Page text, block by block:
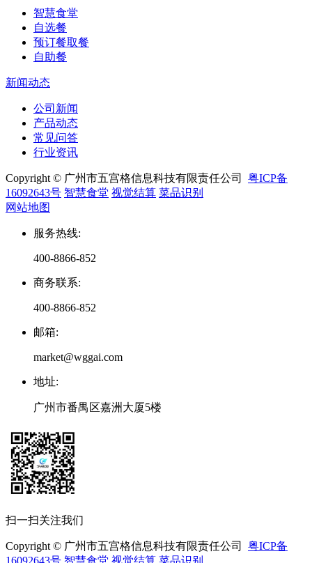
智慧食堂
自选餐
预订餐取餐
自助餐
新闻动态
公司新闻
产品动态
常见问答
行业资讯
Copyright © 广州市五宫格信息科技有限责任公司 粤ICP备
16092643号 智慧食堂 视觉结算 菜品识别
网站地图
服务热线:
400-8866-852
商务联系:
400-8866-852
邮箱:
market@wggai.com
地址:
广州市番禺区嘉洲大厦5楼
扫一扫关注我们
Copyright © 广州市五宫格信息科技有限责任公司 粤ICP备
16092643号 智慧食堂 视觉结算 菜品识别